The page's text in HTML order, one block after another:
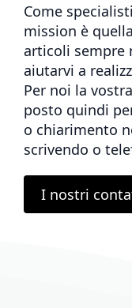
Come
mission è
articoli sempre
aiutarvi a
Per noi la
posto quindi
o chiarimento
scrivendo o
I nostri